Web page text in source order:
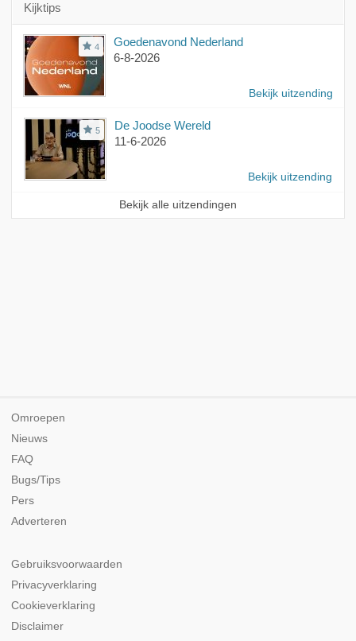
Kijktips
4
Goedenavond Nederland
6-8-2026
Bekijk uitzending
5
De Joodse Wereld
11-6-2026
Bekijk uitzending
Bekijk alle uitzendingen
Omroepen
Nieuws
FAQ
Bugs/Tips
Pers
Adverteren
Gebruiksvoorwaarden
Privacyverklaring
Cookieverklaring
Disclaimer